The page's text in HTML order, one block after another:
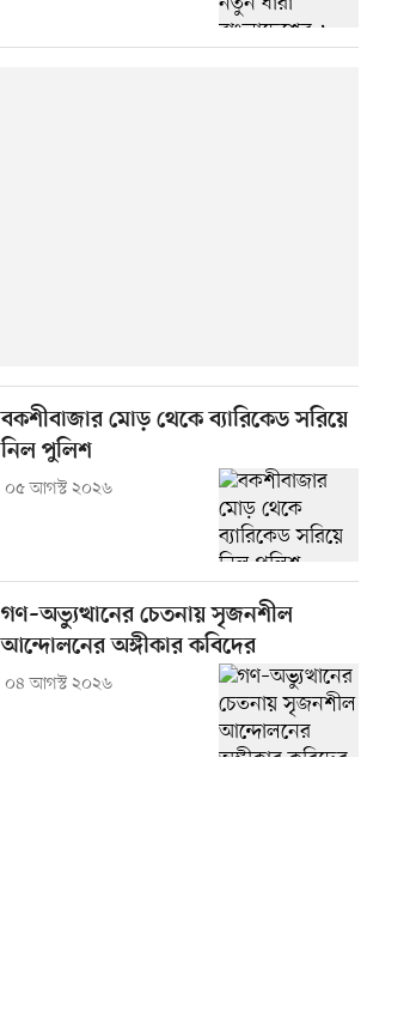
বকশীবাজার মোড় থেকে ব্যারিকেড সরিয়ে
নিল পুলিশ
০৫ আগস্ট ২০২৬
গণ–অভ্যুত্থানের চেতনায় সৃজনশীল
আন্দোলনের অঙ্গীকার কবিদের
০৪ আগস্ট ২০২৬